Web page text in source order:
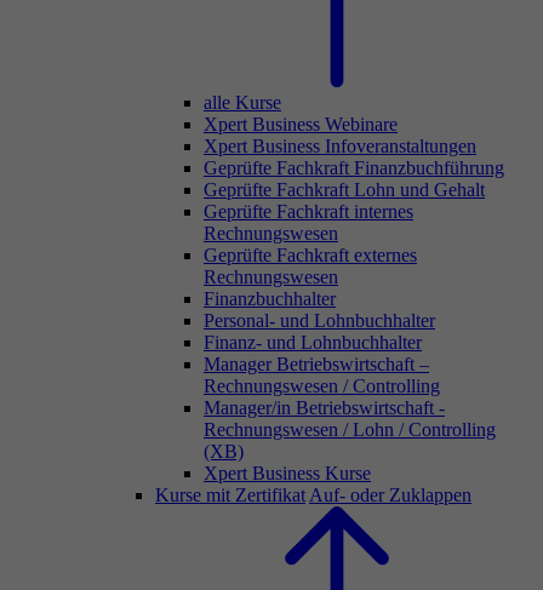
alle Kurse
Xpert Business Webinare
Xpert Business Infoveranstaltungen
Geprüfte Fachkraft Finanzbuchführung
Geprüfte Fachkraft Lohn und Gehalt
Geprüfte Fachkraft internes
Rechnungswesen
Geprüfte Fachkraft externes
Rechnungswesen
Finanzbuchhalter
Personal- und Lohnbuchhalter
Finanz- und Lohnbuchhalter
Manager Betriebswirtschaft –
Rechnungswesen / Controlling
Manager/in Betriebswirtschaft -
Rechnungswesen / Lohn / Controlling
(XB)
Xpert Business Kurse
Kurse mit Zertifikat Auf- oder Zuklappen